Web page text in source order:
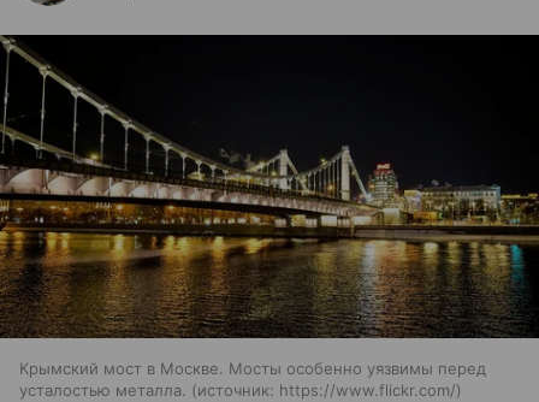
Крымский мост в Москве. Мосты особенно уязвимы перед
усталостью металла.
источник: https://www.flickr.com/